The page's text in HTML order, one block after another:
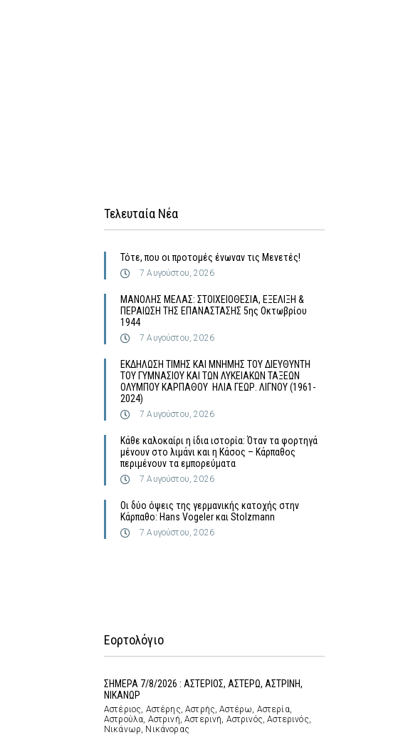
Τελευταία Νέα
Τότε, που οι προτομές ένωναν τις Μενετές!
7 Αυγούστου, 2026
MΑΝΟΛΗΣ ΜΕΛΑΣ: ΣΤΟΙΧΕΙΟΘΕΣΙΑ, ΕΞΕΛΙΞΗ &
ΠΕΡΑΙΩΣΗ ΤΗΣ ΕΠΑΝΑΣΤΑΣΗΣ 5ης Οκτωβρίου
1944
7 Αυγούστου, 2026
ΕΚΔΗΛΩΣΗ ΤΙΜΗΣ ΚΑΙ ΜΝΗΜΗΣ ΤΟΥ ΔΙΕΥΘΥΝΤΗ
ΤΟΥ ΓΥΜΝΑΣΙΟΥ ΚΑΙ ΤΩΝ ΛΥΚΕΙΑΚΩΝ ΤΑΞΕΩΝ
ΟΛΥΜΠΟΥ ΚΑΡΠΑΘΟΥ ΗΛΙΑ ΓΕΩΡ. ΛΙΓΝΟΥ (1961-
2024)
7 Αυγούστου, 2026
Κάθε καλοκαίρι η ίδια ιστορία: Όταν τα φορτηγά
μένουν στο λιμάνι και η Κάσος – Κάρπαθος
περιμένουν τα εμπορεύματα
7 Αυγούστου, 2026
Οι δύο όψεις της γερμανικής κατοχής στην
Κάρπαθο: Hans Vogeler και Stolzmann
7 Αυγούστου, 2026
Εορτολόγιο
ΣΗΜΕΡΑ 7/8/2026 : ΑΣΤΕΡΙΟΣ, ΑΣΤΕΡΩ, ΑΣΤΡΙΝΗ,
ΝΙΚΑΝΩΡ
Αστέριος, Αστέρης, Αστρής, Αστέρω, Αστερία,
Αστρούλα, Αστρινή, Αστερινή, Αστρινός, Αστερινός,
Νικάνωρ, Νικάνορας